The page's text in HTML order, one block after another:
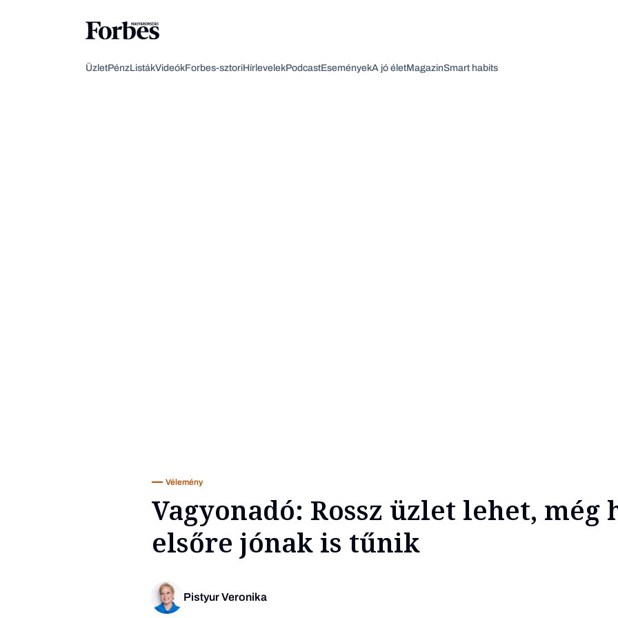
ÜzletPénzListákVideókForbes-sztoriHírlevelekPodcastEseményekA jó életMagazinSmart habits
Vélemény
Vagyonadó: Rossz üzlet lehet, még
elsőre jónak is tűnik
Pistyur Veronika